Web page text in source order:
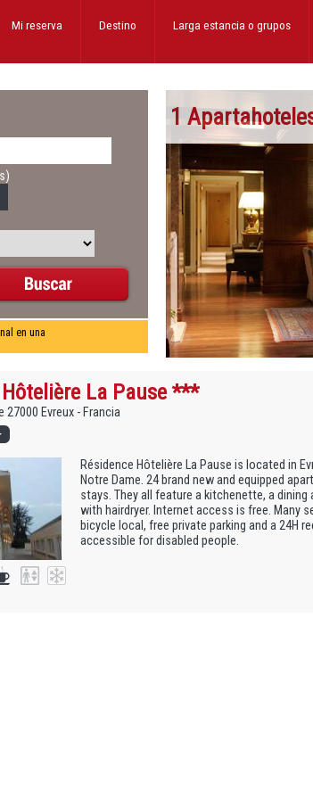
Larga estancia o grupos
Destino
Mi reserva
en una
1
La Pause ***
27000 Evreux - Francia
Résidence Hôtelière La Pause is located in
Notre Dame. 24 brand new and equipped
stays. They all feature a kitchenette, a
with hairdryer. Internet access is free. Many
bicycle local, free private parking and a 24H
accessible for disabled people.